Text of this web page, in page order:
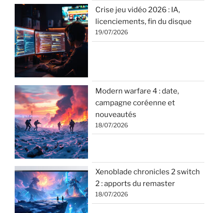
Crise jeu vidéo 2026 : IA,
licenciements, fin du disque
19/07/2026
Modern warfare 4 : date,
campagne coréenne et
nouveautés
18/07/2026
Xenoblade chronicles 2 switch
2 : apports du remaster
18/07/2026